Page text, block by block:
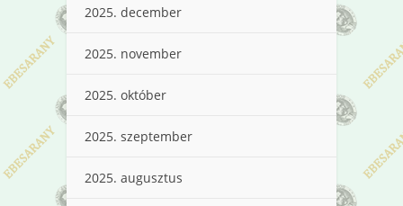
2025. december
2025. november
2025. október
2025. szeptember
2025. augusztus